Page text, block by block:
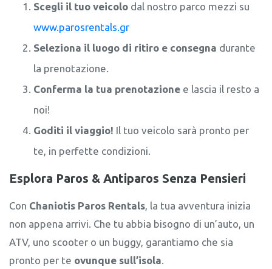
Scegli il tuo veicolo dal nostro parco mezzi su
www.parosrentals.gr
Seleziona il luogo di ritiro e consegna durante
la prenotazione.
Conferma la tua prenotazione e lascia il resto a
noi!
Goditi il viaggio! Il tuo veicolo sarà pronto per
te, in perfette condizioni.
Esplora Paros & Antiparos Senza Pensieri
Con Chaniotis Paros Rentals, la tua avventura inizia
non appena arrivi. Che tu abbia bisogno di un’auto, un
ATV, uno scooter o un buggy, garantiamo che sia
pronto per te ovunque sull’isola.